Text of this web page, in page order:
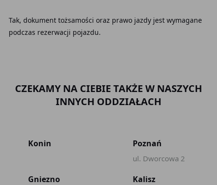
Tak, dokument tożsamości oraz prawo jazdy jest wymagane
podczas rezerwacji pojazdu.
CZEKAMY NA CIEBIE TAKŻE W NASZYCH
INNYCH ODDZIAŁACH
Konin Poznań
ul. Dworcowa 2
Gniezno Kalisz